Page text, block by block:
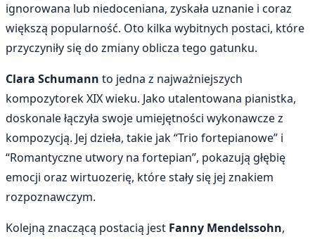
ignorowana lub niedoceniana, zyskała uznanie i coraz
większą popularność. Oto kilka wybitnych postaci, które
przyczyniły się do zmiany oblicza tego gatunku.
Clara Schumann to jedna z najważniejszych
kompozytorek XIX wieku. Jako utalentowana pianistka,
doskonale łączyła swoje umiejętności wykonawcze z
kompozycją. Jej dzieła, takie jak “Trio fortepianowe” i
“Romantyczne utwory na fortepian”, pokazują głębię
emocji oraz wirtuozerię, które stały się jej znakiem
rozpoznawczym.
Kolejną znaczącą postacią jest Fanny Mendelssohn,